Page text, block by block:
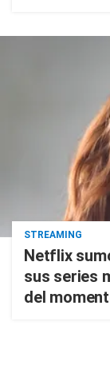
STREAMING
Netflix
sus series
del